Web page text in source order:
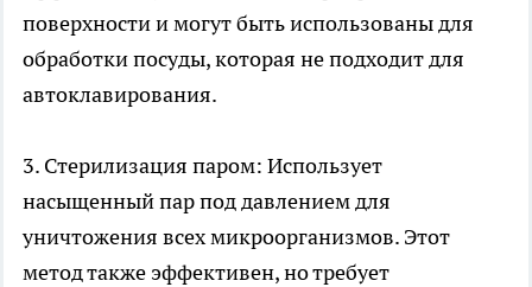
поверхности и могут быть использованы для
обработки посуды, которая не подходит для
автоклавирования.
3. Стерилизация паром: Использует
насыщенный пар под давлением для
уничтожения всех микроорганизмов. Этот
метод также эффективен, но требует